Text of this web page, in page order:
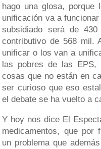
hago una glosa,
unificación va a
subsidiado será de
contributivo de 568 mil.
unificar o los van a
las pobres de las
cosas que no están en
ser curioso que eso
el debate se ha vuelto a
Y hoy nos dice El
medicamentos, que por
un problema que